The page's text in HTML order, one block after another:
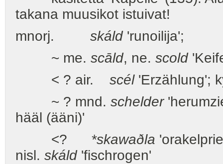
takana muusikot istuivat!
mnorj. skáld'runoilija';
~ me. scāld, ne. scold
< ? air. scél'Erzählung';
~ ? mnd. schelder
hääl (ääni)'
<? *skawaðla
nisl. skáld'fischrogen'